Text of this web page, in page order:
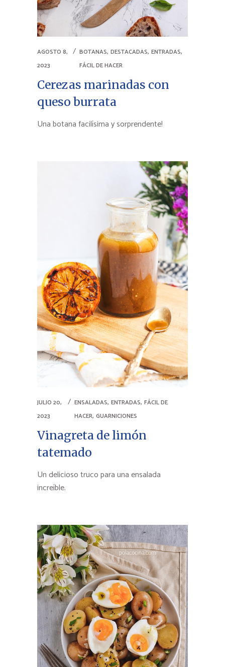
AGOSTO 8,
2023
BOTANAS,DESTACADAS,ENTRADAS,
FÁCIL DE HACER
Cerezas marinadas con
queso burrata
Una botana facilísima y sorprendente!
JULIO 20,
2023
ENSALADAS,ENTRADAS,FÁCIL DE
HACER,GUARNICIONES
Vinagreta de limón
tatemado
Un delicioso truco para una ensalada
increíble.